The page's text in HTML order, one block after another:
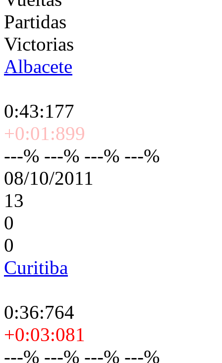
Partidas
Victorias
Albacete
0:43:177
+0:01:899
---% ---% ---% ---%
08/10/2011
13
0
0
Curitiba
0:36:764
+0:03:081
---% ---% ---% ---%